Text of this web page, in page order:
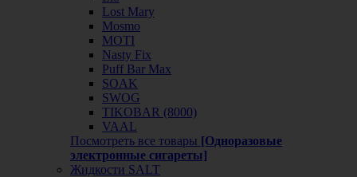
Lost Mary
Mosmo
MOTI
Nasty Fix
Puff Bar Max
SOAK
SWOG
TIKOBAR (8000)
VAAL
Посмотреть все товары [Одноразовые
электронные сигареты]
Жидкости SALT